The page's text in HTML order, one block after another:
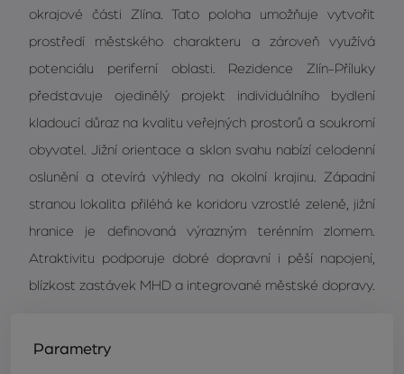
okrajové části Zlína. Tato poloha umožňuje vytvořit
prostředí městského charakteru a zároveň využívá
potenciálu periferní oblasti. Rezidence Zlín-Příluky
představuje ojedinělý projekt individuálního bydlení
kladoucí důraz na kvalitu veřejných prostorů a soukromí
obyvatel. Jižní orientace a sklon svahu nabízí celodenní
oslunění a otevírá výhledy na okolní krajinu. Západní
stranou lokalita přiléhá ke koridoru vzrostlé zeleně, jižní
hranice je definovaná výrazným terénním zlomem.
Atraktivitu podporuje dobré dopravní i pěší napojení,
blízkost zastávek MHD a integrované městské dopravy.
Parametry